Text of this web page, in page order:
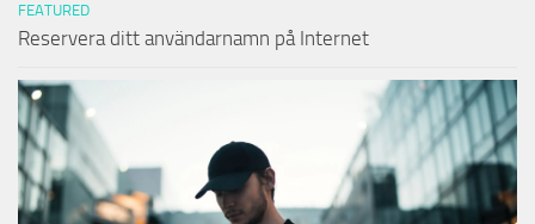
FEATURED
Reservera ditt användarnamn på Internet